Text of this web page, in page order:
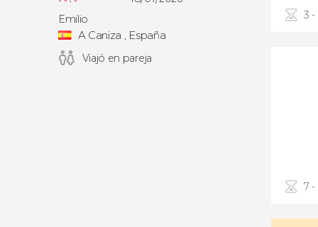
Emilio
A Caniza , España
Viajó en pareja
3 -
7 -